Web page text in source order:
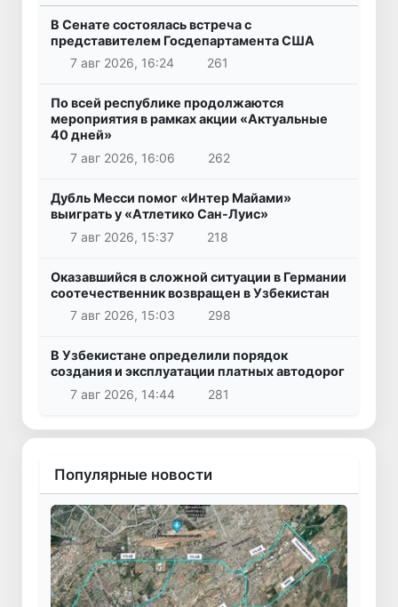
В Сенате состоялась встреча с
представителем Госдепартамента США
7 авг 2026, 16:24
261
По всей республике продолжаются
мероприятия в рамках акции «Актуальные
40 дней»
7 авг 2026, 16:06
262
Дубль Месси помог «Интер Майами»
выиграть у «Атлетико Сан-Луис»
7 авг 2026, 15:37
218
Оказавшийся в сложной ситуации в Германии
соотечественник возвращен в Узбекистан
7 авг 2026, 15:03
298
В Узбекистане определили порядок
создания и эксплуатации платных автодорог
7 авг 2026, 14:44
281
Популярные новости